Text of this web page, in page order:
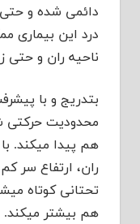
دائمی شده و
درد این بیماری
ناحیه ران و حتی
بتدریج و با
محدودیت حرکتی
هم پیدا میکند.
ران، ارتفاع سر
تحتانی کوتاه
هم بیشتر میکند.